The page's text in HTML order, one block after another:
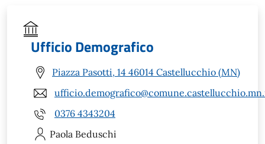
Ufficio Demografico
Piazza Pasotti, 14 46014 Castellucchio (MN)
0376 4343204
Paola Beduschi